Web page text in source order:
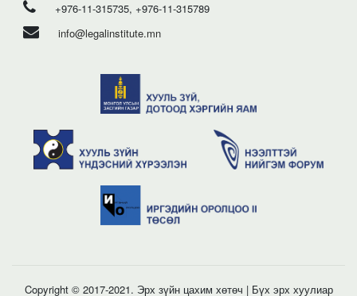
+976-11-315735, +976-11-315789
info@legalinstitute.mn
Copyright © 2017-2021. Эрх зүйн цахим хөтөч | Бүх эрх хуулиар